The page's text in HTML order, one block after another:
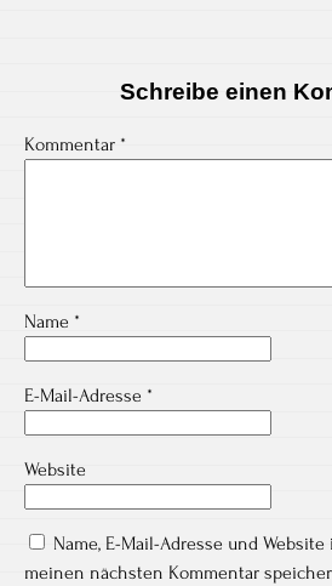
Schreibe einen
Kommentar *
Name *
E-Mail-Adresse *
Website
Name, E-Mail-Adresse und
meinen nächsten Kommentar